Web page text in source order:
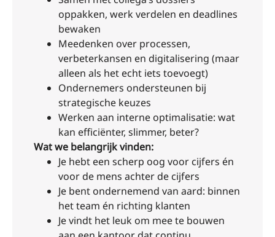
oppakken, werk verdelen en deadlines
bewaken
Meedenken over processen,
verbeterkansen en digitalisering (maar
alleen als het echt iets toevoegt)
Ondernemers ondersteunen bij
strategische keuzes
Werken aan interne optimalisatie: wat
kan efficiënter, slimmer, beter?
Wat we belangrijk vinden:
Je hebt een scherp oog voor cijfers én
voor de mens achter de cijfers
Je bent ondernemend van aard: binnen
het team én richting klanten
Je vindt het leuk om mee te bouwen